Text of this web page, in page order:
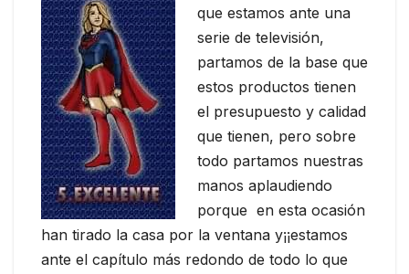
que estamos ante una
serie de televisión,
partamos de la base que
estos productos tienen
el presupuesto y calidad
que tienen, pero sobre
todo partamos nuestras
manos aplaudiendo
porque en esta ocasión
han tirado la casa por la ventana y¡¡estamos
ante el capítulo más redondo de todo lo que